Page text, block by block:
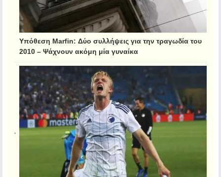
Υπόθεση Marfin: Δύο συλλήψεις για την τραγωδία του
2010 – Ψάχνουν ακόμη μία γυναίκα